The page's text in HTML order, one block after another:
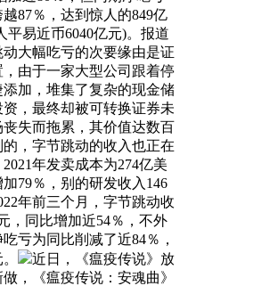
87％，达到惊人的849亿
平易近币6040亿元)。报道
大幅吃亏的次要缘由是证
，由于一家大型公司跟着停
添加，堆集了复杂的现金储
，最终却被可转换证券未
丧失而拖累，其价值达数百
，字节跳动的收入也正在
年发卖成本为274亿美
79％，别的研发收入146
年前三个月，字节跳动收
，同比增加近54％，不外
亏为同比削减了近84％，
近日，《瘟疫传说》放
，《瘟疫传说：安魂曲》